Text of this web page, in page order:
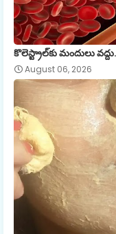
కొలెస్ట్రాల్‌కు మందులు
August 06, 2026